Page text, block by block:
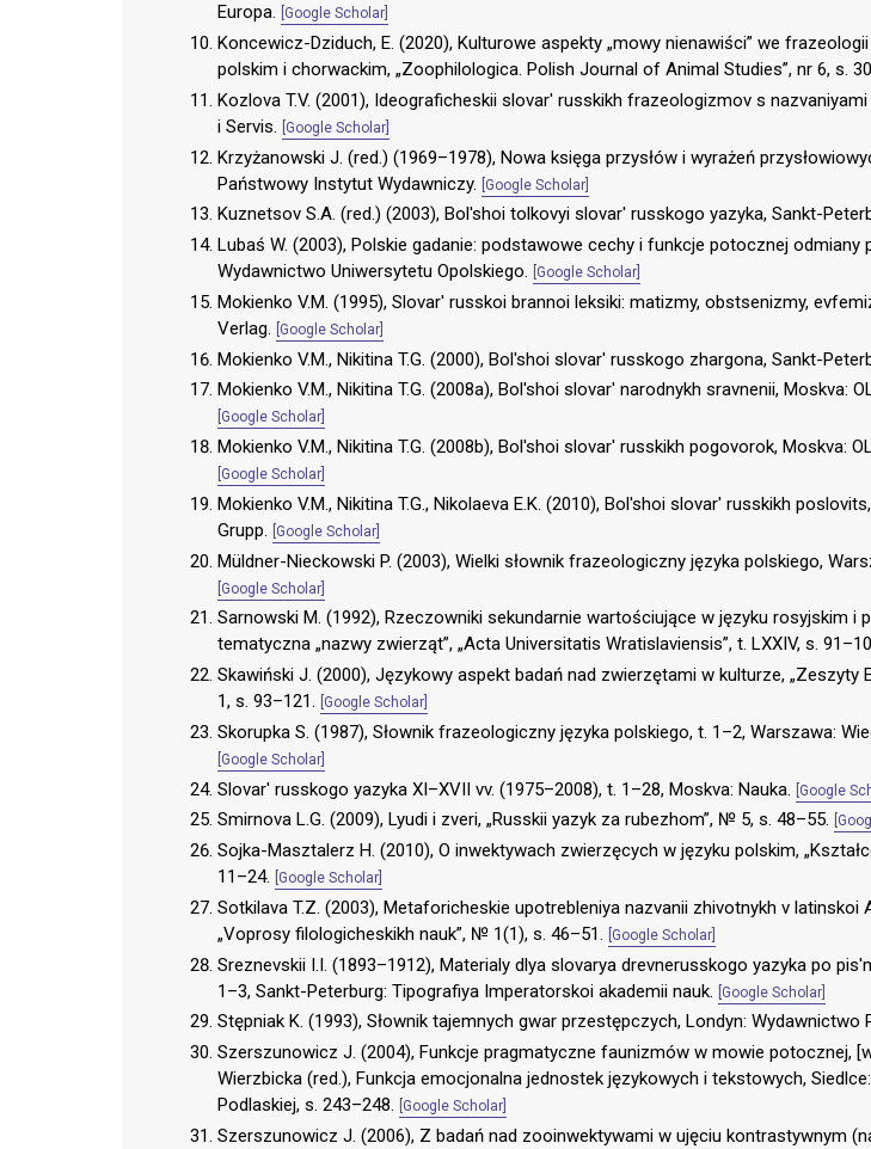
Europa.
[Google Scholar]
Koncewicz-Dziduch, E. (2020), Kulturowe aspekty „mowy nienawiści” we
polskim i chorwackim, „Zoophilologica. Polish Journal of Animal Studies”, nr 6, s.
Kozlova T.V. (2001), Ideograficheskii slovar' russkikh frazeologizmov s
i Servis.
[Google Scholar]
Krzyżanowski J. (red.) (1969–1978), Nowa księga przysłów i wyrażeń
Państwowy Instytut Wydawniczy.
[Google Scholar]
Kuznetsov S.A. (red.) (2003), Bol'shoi tolkovyi slovar' russkogo yazyka, Sankt-
Lubaś W. (2003), Polskie gadanie: podstawowe cechy i funkcje potocznej odmiany
Wydawnictwo Uniwersytetu Opolskiego.
[Google Scholar]
Mokienko V.M. (1995), Slovar' russkoi brannoi leksiki: matizmy, obstsenizmy,
Verlag.
[Google Scholar]
Mokienko V.M., Nikitina T.G. (2000), Bol'shoi slovar' russkogo zhargona, Sankt-
Mokienko V.M., Nikitina T.G. (2008a), Bol'shoi slovar' narodnykh sravnenii, Moskva:
[Google Scholar]
Mokienko V.M., Nikitina T.G. (2008b), Bol'shoi slovar' russkikh pogovorok, Moskva:
[Google Scholar]
Mokienko V.M., Nikitina T.G., Nikolaeva E.K. (2010), Bol'shoi slovar' russkikh
Grupp.
[Google Scholar]
Müldner-Nieckowski P. (2003), Wielki słownik frazeologiczny języka polskiego,
[Google Scholar]
Sarnowski M. (1992), Rzeczowniki sekundarnie wartościujące w języku rosyjskim i
tematyczna „nazwy zwierząt”, „Acta Universitatis Wratislaviensis”, t. LXXIV, s.
Skawiński J. (2000), Językowy aspekt badań nad zwierzętami w kulturze, „Zeszyty
1, s. 93–121.
[Google Scholar]
Skorupka S. (1987), Słownik frazeologiczny języka polskiego, t. 1–2, Warszawa:
[Google Scholar]
Slovar' russkogo yazyka XI–XVII vv. (1975–2008), t. 1–28, Moskva: Nauka. [Google
Smirnova L.G. (2009), Lyudi i zveri, „Russkii yazyk za rubezhom”, № 5, s. 48–55.
Sojka-Masztalerz H. (2010), O inwektywach zwierzęcych w języku polskim,
11–24.
[Google Scholar]
Sotkilava T.Z. (2003), Metaforicheskie upotrebleniya nazvanii zhivotnykh v latinskoi
„Voprosy filologicheskikh nauk”, № 1(1), s. 46–51.
[Google Scholar]
Sreznevskii I.I. (1893–1912), Materialy dlya slovarya drevnerusskogo yazyka po
1–3, Sankt-Peterburg: Tipografiya Imperatorskoi akademii nauk.
[Google Scholar]
Stępniak K. (1993), Słownik tajemnych gwar przestępczych, Londyn: Wydawnictwo
Szerszunowicz J. (2004), Funkcje pragmatyczne faunizmów w mowie potocznej,
Wierzbicka (red.), Funkcja emocjonalna jednostek językowych i tekstowych,
Podlaskiej, s. 243–248.
[Google Scholar]
Szerszunowicz J. (2006), Z badań nad zooinwektywami w ujęciu kontrastywnym